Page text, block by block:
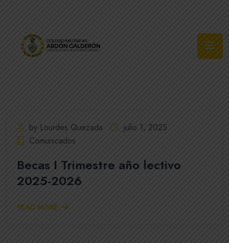
by Lourdes Quezada
julio 1, 2025
Comunicados
Becas I Trimestre año lectivo
2025-2026
READ MORE